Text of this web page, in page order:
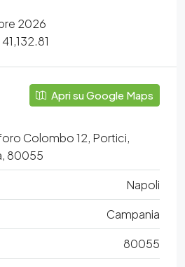
2026
Apri su Google Maps
Colombo 12, Portici,
80055
Napoli
Campania
80055